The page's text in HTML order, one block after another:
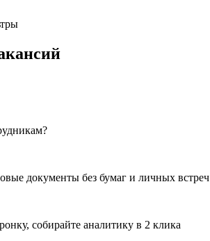
документы без бумаг и личных встреч
собирайте аналитику в 2 клика